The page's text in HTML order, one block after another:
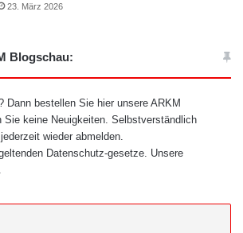
23. März 2026
Blogschau:
Dann bestellen Sie hier unsere ARKM
Sie keine Neuigkeiten. Selbstverständlich
wieder abmelden.
Datenschutz-gesetze. Unsere